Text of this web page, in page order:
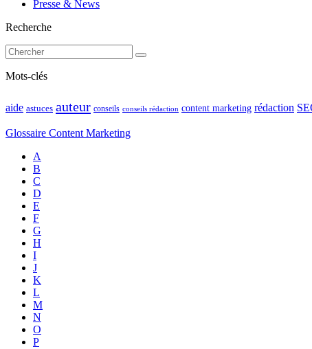
Presse & News
Recherche
Mots-clés
aide astuces auteur conseils conseils rédaction content marketing rédaction
Glossaire Content Marketing
A
B
C
D
E
F
G
H
I
J
K
L
M
N
O
P